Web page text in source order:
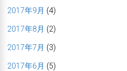
2017年9月 (4)
2017年8月 (2)
2017年7月 (3)
2017年6月 (5)